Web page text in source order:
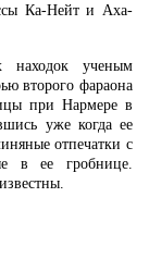
Ка-Нейт и Аха-
находок ученым
второго фараона
при Нармере в
уже когда ее
отпечатки с
в ее гробнице.